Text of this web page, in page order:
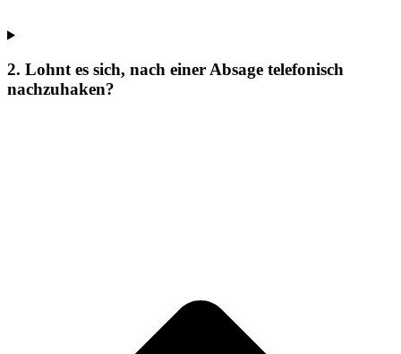
2. Lohnt es sich, nach einer Absage telefonisch
nachzuhaken?